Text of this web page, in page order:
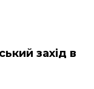
захід в